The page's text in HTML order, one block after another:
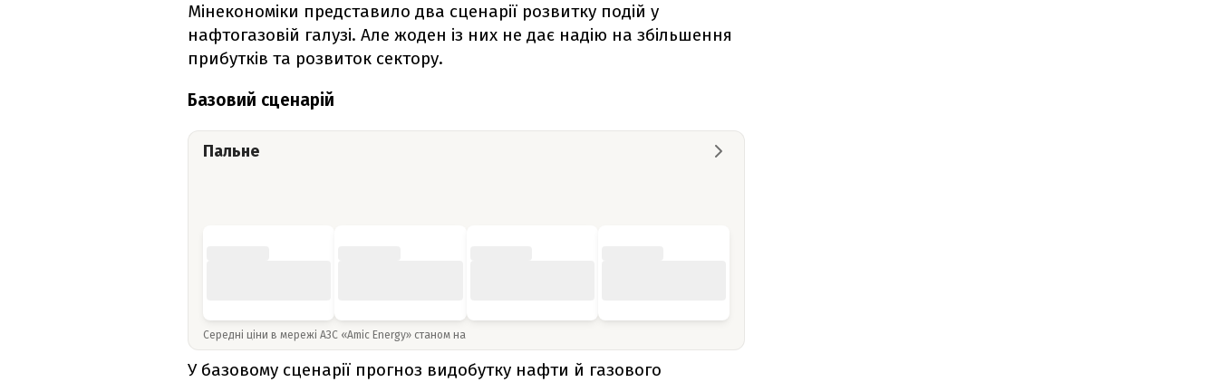
Мінекономіки представило два сценарії розвитку подій у
нафтогазовій галузі. Але жоден із них не дає надію на збільшення
прибутків та розвиток сектору.
Базовий сценарій
Пальне
Середні ціни в мережі АЗС «Amic Energy» станом на
У базовому сценарії прогноз видобутку нафти й газового